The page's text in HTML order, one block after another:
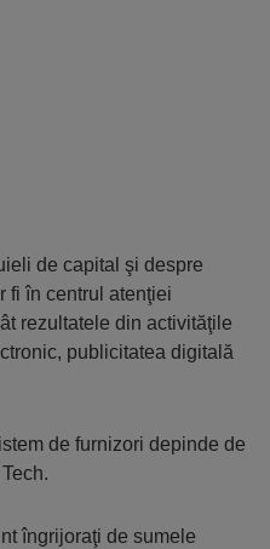
de capital şi despre
fi în centrul atenţiei
rezultatele din activităţile
publicitatea digitală
de furnizori depinde de
îngrijoraţi de sumele